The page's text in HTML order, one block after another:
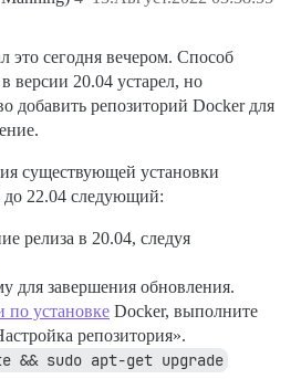
это сегодня вечером. Способ
версии 20.04 устарел, но
добавить репозиторий Docker для
существующей установки
до 22.04 следующий:
релиза в 20.04, следуя
для завершения обновления.
по установке Docker, выполните
репозитория».
&& sudo apt-get upgrade